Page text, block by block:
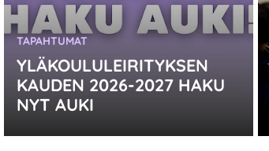
YLÄKOULULEIRITYKSEN
KAUDEN 2026-2027 HAKU
NYT AUKI
KATEGORIA:
TAPAHTUMAT